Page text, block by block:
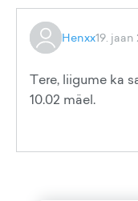
Henxx19. jaan
Tere, liigume ka
10.02 mäel.